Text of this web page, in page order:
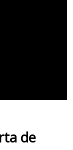
de